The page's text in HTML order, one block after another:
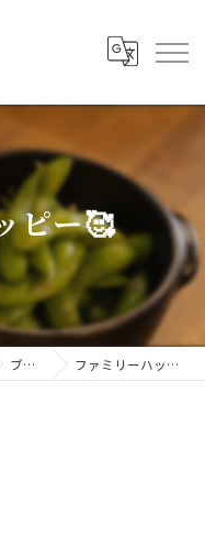
ピー🥰
ブログ ファミリーハッピー🥰